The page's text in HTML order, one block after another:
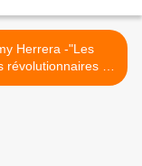
Herrera -"Les
révolutionnaires en
Latine": un livre